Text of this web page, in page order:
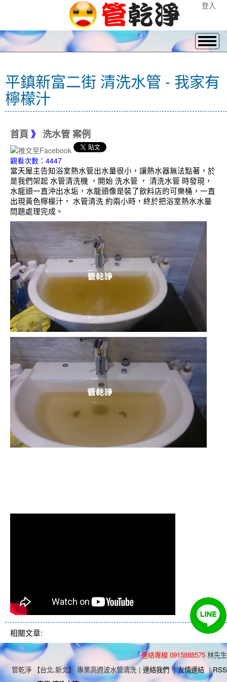
登入
平鎮新富二街 清洗水管 - 我家有
檸檬汁
首頁 》 洗水管 案例
觀看次數：4447
當天屋主告知浴室熱水管出水量很小，讓熱水器無法點著，於
是我們架起 水管清洗機 ，開始 洗水管 ， 清洗水管 時發現，
水龍頭一直沖出水垢，水龍頭像是裝了飲料店的可樂桶，一直
出現黃色檸檬汁， 水管清洗 約兩小時，終於把浴室熱水水量
問題處理完成。
相關文章:
連絡專線 0915888575 林先生
管乾淨 【台北,新北】 專業高週波水管清洗 | 連絡我們 | 友情連結 | RSS